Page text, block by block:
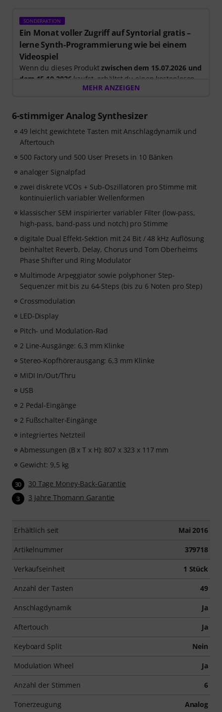
SONDERAKTION
Ein Monat voller Zugriff auf Syntorial gratis –
lerne Synth-Programmierung wie bei einem
Videospiel
Wenn du dieses Produktzwischen dem 15.07.2026 und
dem 15.10.2026 kaufst, erhältst du einen kostenlosen
30-tägigen Testzugang für die Vollversion von
Synth-Programmierung.
Anstatt nur Videos anzuschauen, baust du Leads,
Bässe, Pads und mehr selbst nach. Erhalte direktes
Feedback, während du lernst, wie Oszillatoren, Filter,
Modulation und Effekte zusammenwirken, um echte
wird nach deiner Bestellung automatisch per E-Mail
versendet. Keine Kreditkarte erforderlich. Der
Testzugang endet nach Ablauf automatisch. Bitte
beachte, dass die Software nur in englisch verfügbar
ist.
MEHR ANZEIGEN
6-stimmiger Analog Synthesizer
49 leicht gewichtete Tasten mit Anschlagdynamik und
Aftertouch
500 Factory und 500 User Presets in 10 Bänken
analoger Signalpfad
zwei diskrete VCOs + Sub-Oszillatoren pro Stimme mit
kontinuierlich variabler Wellenformen
klassischer SEM inspirierter variabler Filter (low-pass,
high-pass, band-pass und notch) pro Stimme
digitale Dual Effekt-Sektion mit 24 Bit / 48 kHz Auflösung
beinhaltet Reverb, Delay, Chorus und Tom Oberheims
Phase Shifter und Ring Modulator
Multimode Arpeggiator sowie polyphoner Step-
Sequenzer mit bis zu 64-Steps (bis zu 6 Noten pro Step)
Crossmodulation
LED-Display
Pitch- und Modulation-Rad
2 Line-Ausgänge: 6,3 mm Klinke
Stereo-Kopfhörerausgang: 6,3 mm Klinke
MIDI In/Out/Thru
USB
2 Pedal-Eingänge
2 Fußschalter-Eingänge
integriertes Netzteil
Abmessungen (B x T x H): 807 x 323 x 117 mm
Gewicht: 9,5 kg
30 30 Tage Money-Back-Garantie
3 3 Jahre Thomann Garantie
Erhältlich seit Mai 2016
Artikelnummer 379718
Verkaufseinheit 1 Stück
Anzahl der Tasten 49
Anschlagdynamik Ja
Aftertouch Ja
Keyboard Split Nein
Modulation Wheel Ja
Anzahl der Stimmen 6
Tonerzeugung Analog